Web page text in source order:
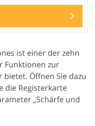
ist einer der zehn
Funktionen zur
Öffnen Sie dazu
die Registerkarte
„Schärfe und